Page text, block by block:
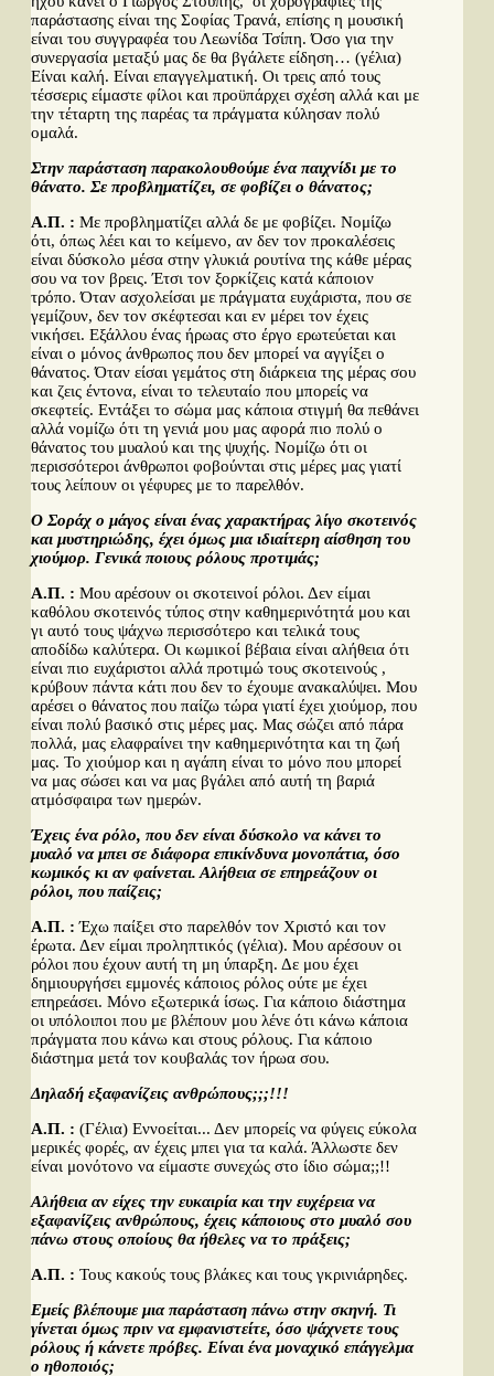
παράστασης είναι της Σοφίας Τρανά, επίσης η μουσική
είναι του συγγραφέα του Λεωνίδα Τσίπη. Όσο για την
συνεργασία μεταξύ μας δε θα βγάλετε είδηση… (γέλια)
Είναι καλή. Είναι επαγγελματική. Οι τρεις από τους
τέσσερις είμαστε φίλοι και προϋπάρχει σχέση αλλά και με
την τέταρτη της παρέας τα πράγματα κύλησαν πολύ
ομαλά.
Στην παράσταση παρακολουθούμε ένα παιχνίδι με το
θάνατο. Σε προβληματίζει, σε φοβίζει ο θάνατος;
Α.Π. : Με προβληματίζει αλλά δε με φοβίζει. Νομίζω
ότι, όπως λέει και το κείμενο, αν δεν τον προκαλέσεις
είναι δύσκολο μέσα στην γλυκιά ρουτίνα της κάθε μέρας
σου να τον βρεις. Έτσι τον ξορκίζεις κατά κάποιον
τρόπο. Όταν ασχολείσαι με πράγματα ευχάριστα, που σε
γεμίζουν, δεν τον σκέφτεσαι και εν μέρει τον έχεις
νικήσει. Εξάλλου ένας ήρωας στο έργο ερωτεύεται και
είναι ο μόνος άνθρωπος που δεν μπορεί να αγγίξει ο
θάνατος. Όταν είσαι γεμάτος στη διάρκεια της μέρας σου
και ζεις έντονα, είναι το τελευταίο που μπορείς να
σκεφτείς. Εντάξει το σώμα μας κάποια στιγμή θα πεθάνει
αλλά νομίζω ότι τη γενιά μου μας αφορά πιο πολύ ο
θάνατος του μυαλού και της ψυχής. Νομίζω ότι οι
περισσότεροι άνθρωποι φοβούνται στις μέρες μας γιατί
τους λείπουν οι γέφυρες με το παρελθόν.
Ο Σοράχ ο μάγος είναι ένας χαρακτήρας λίγο σκοτεινός
και μυστηριώδης, έχει όμως μια ιδιαίτερη αίσθηση του
χιούμορ. Γενικά ποιους ρόλους προτιμάς;
Α.Π. : Μου αρέσουν οι σκοτεινοί ρόλοι. Δεν είμαι
καθόλου σκοτεινός τύπος στην καθημερινότητά μου και
γι αυτό τους ψάχνω περισσότερο και τελικά τους
αποδίδω καλύτερα. Οι κωμικοί βέβαια είναι αλήθεια ότι
είναι πιο ευχάριστοι αλλά προτιμώ τους σκοτεινούς ,
κρύβουν πάντα κάτι που δεν το έχουμε ανακαλύψει. Μου
αρέσει ο θάνατος που παίζω τώρα γιατί έχει χιούμορ, που
είναι πολύ βασικό στις μέρες μας. Μας σώζει από πάρα
πολλά, μας ελαφραίνει την καθημερινότητα και τη ζωή
μας. Το χιούμορ και η αγάπη είναι το μόνο που μπορεί
να μας σώσει και να μας βγάλει από αυτή τη βαριά
ατμόσφαιρα των ημερών.
Έχεις ένα ρόλο, που δεν είναι δύσκολο να κάνει το
μυαλό να μπει σε διάφορα επικίνδυνα μονοπάτια, όσο
κωμικός κι αν φαίνεται. Αλήθεια σε επηρεάζουν οι
ρόλοι, που παίζεις;
Α.Π. : Έχω παίξει στο παρελθόν τον Χριστό και τον
έρωτα. Δεν είμαι προληπτικός (γέλια). Μου αρέσουν οι
ρόλοι που έχουν αυτή τη μη ύπαρξη. Δε μου έχει
δημιουργήσει εμμονές κάποιος ρόλος ούτε με έχει
επηρεάσει. Μόνο εξωτερικά ίσως. Για κάποιο διάστημα
οι υπόλοιποι που με βλέπουν μου λένε ότι κάνω κάποια
πράγματα που κάνω και στους ρόλους. Για κάποιο
διάστημα μετά τον κουβαλάς τον ήρωα σου.
Δηλαδή εξαφανίζεις ανθρώπους;;;!!!
Α.Π. : (Γέλια) Εννοείται... Δεν μπορείς να φύγεις εύκολα
μερικές φορές, αν έχεις μπει για τα καλά. Άλλωστε δεν
είναι μονότονο να είμαστε συνεχώς στο ίδιο σώμα;;!!
Αλήθεια αν είχες την ευκαιρία και την ευχέρεια να
εξαφανίζεις ανθρώπους, έχεις κάποιους στο μυαλό σου
πάνω στους οποίους θα ήθελες να το πράξεις;
Α.Π. : Τους κακούς τους βλάκες και τους γκρινιάρηδες.
Εμείς βλέπουμε μια παράσταση πάνω στην σκηνή. Τι
γίνεται όμως πριν να εμφανιστείτε, όσο ψάχνετε τους
ρόλους ή κάνετε πρόβες. Είναι ένα μοναχικό επάγγελμα
ο ηθοποιός;